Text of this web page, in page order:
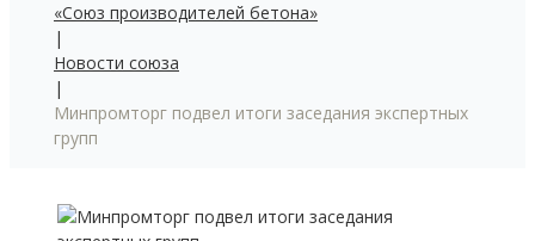
«Союз производителей бетона»
|
Новости союза
|
Минпромторг подвел итоги заседания экспертных
групп